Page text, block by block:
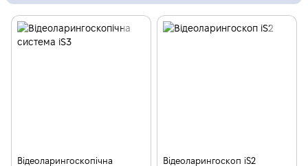
Відеоларингоскопічна
Відеоларингоскоп iS2